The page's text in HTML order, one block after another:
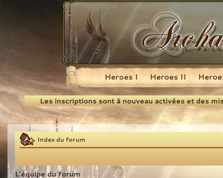
Recherche
Heroes I Heroes II
Les inscriptions sont à nouveau activées et des
Index du forum
L’équipe du forum